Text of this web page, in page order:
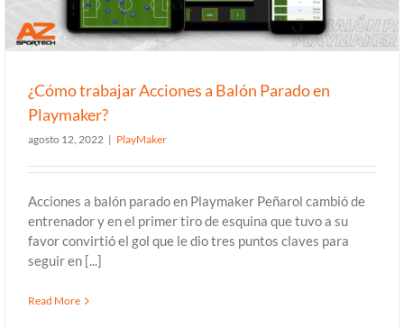
¿Cómo trabajar Acciones a Balón Parado en
Playmaker?
agosto 12, 2022 | PlayMaker
Acciones a balón parado en Playmaker Peñarol cambió de
entrenador y en el primer tiro de esquina que tuvo a su
favor convirtió el gol que le dio tres puntos claves para
seguir en [...]
Read More